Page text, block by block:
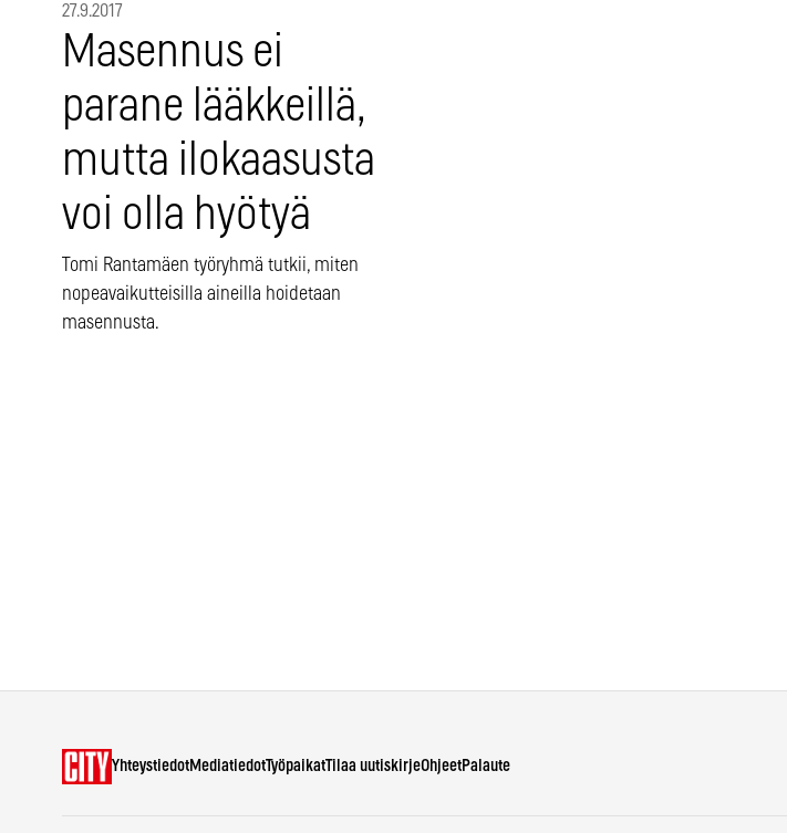
27.9.2017
Masennus ei
parane lääkkeillä,
mutta ilokaasusta
voi olla hyötyä
Tomi Rantamäen työryhmä tutkii, miten
nopeavaikutteisilla aineilla hoidetaan
masennusta.
YhteystiedotMediatiedotTyöpaikatTilaa uutiskirjeOhjeetPalaute